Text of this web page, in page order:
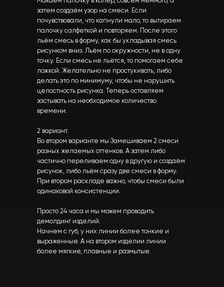
затем создаём узор на смеси. Если
почувствовали, что капнули мало, то вытираем
палочку салфеткой и повторяем. После этого
льём смесь в форму, как бы укладывая смесь
рисунком вниз. Льём по окружности, не в одну
точку. Если смесь не льётся, то помогаем себе
ложкой. Желательно не простукивать, либо
делать это по минимуму, чтобы не нарушить
целостность рисунка. Теперь оставляем
застывать на необходимое количество
времени.
2 вариант.
Во втором варианте мы Замешиваем 2 смеси
разных желаемых оттенков. А затем либо
частично переливаем одну в другую и создаём
рисунок, либо льём сразу две смеси в форму.
При втором раскладе важно, чтобы смеси были
одинаковой консистенции.
Просто 24 часа и мы можем проводить
демолдинг изделий.
Начнем с губ, у них линии более тонкие и
выраженные. А на втором изделии линии
более мягкие, плавные и размытые.